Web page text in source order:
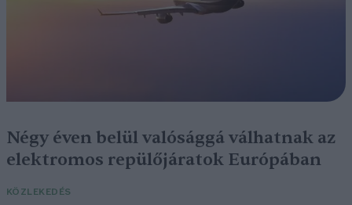
Négy éven belül valósággá válhatnak az
elektromos repülőjáratok Európában
KÖZLEKEDÉS